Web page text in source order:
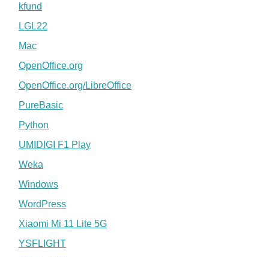
kfund
LGL22
Mac
OpenOffice.org
OpenOffice.org/LibreOffice
PureBasic
Python
UMIDIGI F1 Play
Weka
Windows
WordPress
Xiaomi Mi 11 Lite 5G
YSFLIGHT